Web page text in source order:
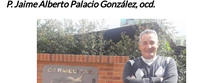
P. Jaime Alberto Palacio González, ocd.